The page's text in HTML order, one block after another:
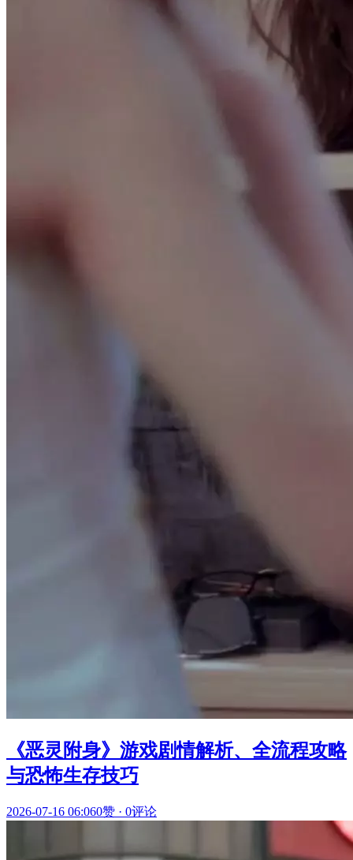
《恶灵附身》游戏剧情解析、全流程攻略
与恐怖生存技巧
2026-07-16 06:060赞 · 0评论